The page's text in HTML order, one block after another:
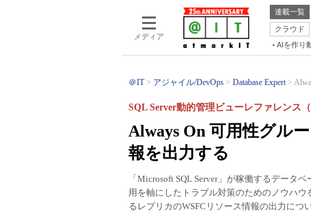
メディア
連載一覧
クラウド
AIを作り
＠IT アジャイル/DevOps Database Expert
Always On 可用性グル
報を出力する
SQL Server動的管理ビューレファレンス（
「Microsoft SQL Server」が稼働するデータ
用を軸にしたトラブル対策のためのノウハ
るレプリカのWSFCリソース情報の出力につ